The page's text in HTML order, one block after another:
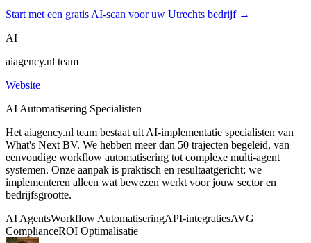
Start met een gratis AI-scan voor uw Utrechts bedrijf →
AI
aiagency.nl team
Website
AI Automatisering Specialisten
Het aiagency.nl team bestaat uit AI-implementatie specialisten van
What's Next BV. We hebben meer dan 50 trajecten begeleid, van
eenvoudige workflow automatisering tot complexe multi-agent
systemen. Onze aanpak is praktisch en resultaatgericht: we
implementeren alleen wat bewezen werkt voor jouw sector en
bedrijfsgrootte.
AI AgentsWorkflow AutomatiseringAPI-integratiesAVG
ComplianceROI Optimalisatie